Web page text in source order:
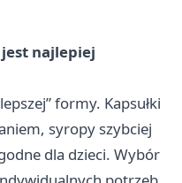
najlepiej
formy. Kapsułki
syropy szybciej
dla dzieci. Wybór